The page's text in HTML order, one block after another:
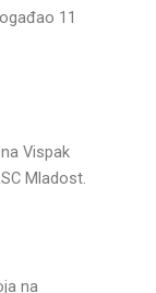
11
Vispak
Mladost.
na